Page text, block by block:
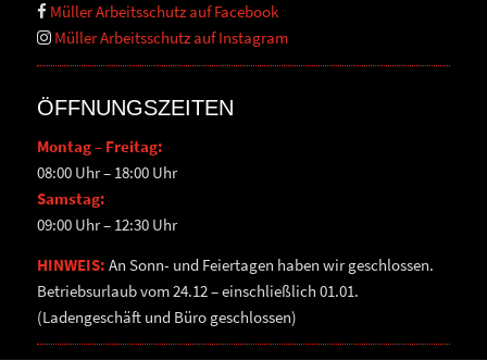
Müller Arbeitsschutz auf Facebook
Müller Arbeitsschutz auf Instagram
ÖFFNUNGSZEITEN
Montag – Freitag:
08:00 Uhr – 18:00 Uhr
Samstag:
09:00 Uhr – 12:30 Uhr
HINWEIS: An Sonn- und Feiertagen haben wir geschlossen.
Betriebsurlaub vom 24.12 – einschließlich 01.01.
(Ladengeschäft und Büro geschlossen)